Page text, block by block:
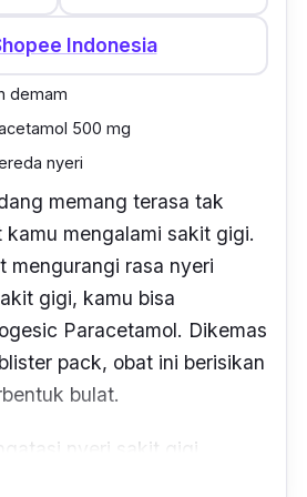
Indonesia
demam
500 mg
nyeri
memang terasa tak
mengalami sakit gigi.
mengurangi rasa nyeri
gigi, kamu bisa
Paracetamol. Dikemas
blister pack, obat ini berisikan
bulat.
nyeri sakit gigi,
memiliki klaim efektif